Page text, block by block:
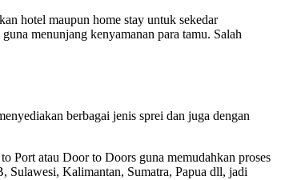
hotel maupun home stay untuk sekedar
menunjang kenyamanan para tamu. Salah
berbagai jenis sprei dan juga dengan
Port atau Door to Doors guna memudahkan proses
Sulawesi, Kalimantan, Sumatra, Papua dll, jadi